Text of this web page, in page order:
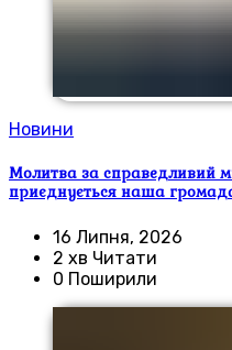
Новини
Молитва за справедливий
приєднується наша
16 Липня, 2026
2 хв Читати
0 Поширили